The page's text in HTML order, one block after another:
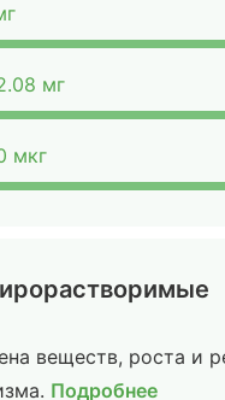
мг
мкг
веществ, роста и
Подробнее